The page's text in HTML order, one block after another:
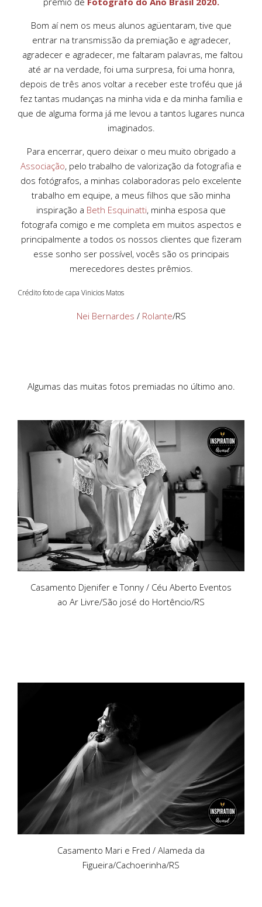
Bom aí nem os meus alunos agüentaram, tive que
entrar na transmissão da premiação e agradecer,
agradecer e agradecer, me faltaram palavras, me faltou
até ar na verdade, foi uma surpresa, foi uma honra,
depois de três anos voltar a receber este troféu que já
fez tantas mudanças na minha vida e da minha família e
que de alguma forma já me levou a tantos lugares nunca
imaginados.
Para encerrar, quero deixar o meu muito obrigado a
Associação, pelo trabalho de valorização da fotografia e
dos fotógrafos, a minhas colaboradoras pelo excelente
trabalho em equipe, a meus filhos que são minha
inspiração a Beth Esquinatti, minha esposa que
fotografa comigo e me completa em muitos aspectos e
principalmente a todos os nossos clientes que fizeram
esse sonho ser possível, vocês são os principais
merecedores destes prêmios.
Crédito foto de capa Vinicios Matos
Nei Bernardes / Rolante/RS
Algumas das muitas fotos premiadas no último ano.
Casamento Djenifer e Tonny / Céu Aberto Eventos
ao Ar Livre/São josé do Hortêncio/RS
Casamento Mari e Fred / Alameda da
Figueira/Cachoerinha/RS